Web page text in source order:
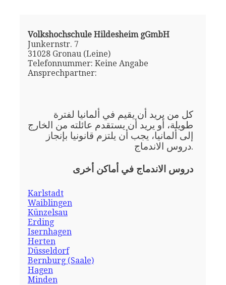
Volkshochschule Hildesheim gGmbH
Junkernstr. 7
31028 Gronau (Leine)
Telefonnummer: Keine Angabe
Ansprechpartner:
كل من يريد أن يقيم في ألمانيا لفترة
طويلة، أو يريد أن يستقدم عائلته من الخارج
إلى ألمانيا، يجب أن يلتزم قانونيا بإنجاز
دروس الاندماج.
دروس الاندماج في أماكن أخرى
Karlstadt
Waiblingen
Künzelsau
Erding
Isernhagen
Herten
Düsseldorf
Bernburg (Saale)
Hagen
Minden